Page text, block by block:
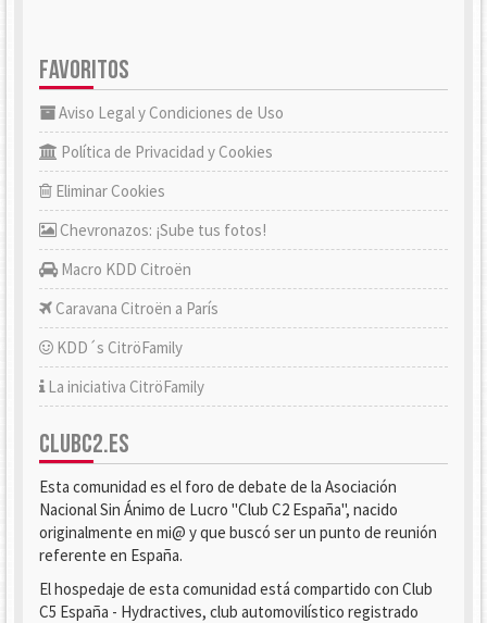
FAVORITOS
Aviso Legal y Condiciones de Uso
Política de Privacidad y Cookies
Eliminar Cookies
Chevronazos: ¡Sube tus fotos!
Macro KDD Citroën
Caravana Citroën a París
KDD´s CitröFamily
La iniciativa CitröFamily
CLUBC2.ES
Esta comunidad es el foro de debate de la Asociación
Nacional Sin Ánimo de Lucro "Club C2 España", nacido
originalmente en mi@ y que buscó ser un punto de reunión
referente en España.
El hospedaje de esta comunidad está compartido con Club
C5 España - Hydractives, club automovilístico registrado